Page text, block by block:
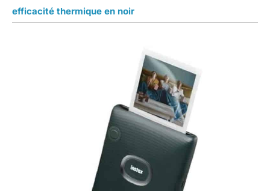
efficacité thermique en noir